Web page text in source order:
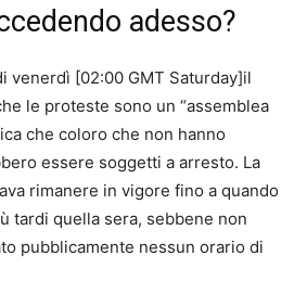
adesso?
venerdì [02:00 GMT Saturday]il
le proteste sono un “assemblea
che coloro che non hanno
essere soggetti a arresto. La
rimanere in vigore fino a quando
tardi quella sera, sebbene non
pubblicamente nessun orario di